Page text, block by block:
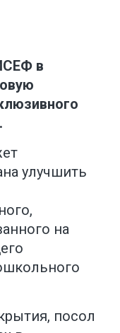
в
улучшить
на
посол